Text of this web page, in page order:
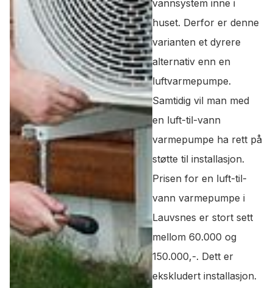
vannsystem inne i
huset. Derfor er denne
varianten et dyrere
alternativ enn en
luftvarmepumpe.
Samtidig vil man med
en luft-til-vann
varmepumpe ha rett på
støtte til installasjon.
Prisen for en luft-til-
vann varmepumpe i
Lauvsnes er stort sett
mellom 60.000 og
150.000,-. Dett er
ekskludert installasjon.